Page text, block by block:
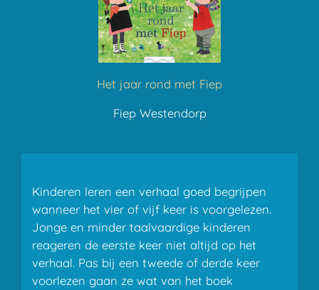
Het jaar rond met Fiep
Fiep Westendorp
Kinderen leren een verhaal goed begrijpen
wanneer het vier of vijf keer is voorgelezen.
Jonge en minder taalvaardige kinderen
reageren de eerste keer niet altijd op het
verhaal. Pas bij een tweede of derde keer
voorlezen gaan ze wat van het boek